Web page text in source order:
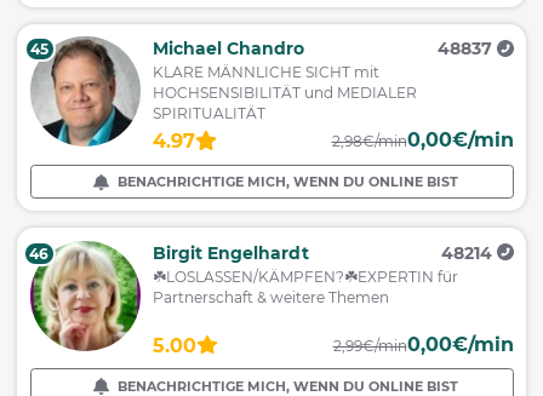
45 Michael Chandro 48837
KLARE MÄNNLICHE SICHT mit
HOCHSENSIBILITÄT und MEDIALER
SPIRITUALITÄT
4.97 2,98€/min0,00€/min
BENACHRICHTIGE MICH, WENN DU ONLINE BIST
46 Birgit Engelhardt 48214
☘️LOSLASSEN/KÄMPFEN?☘️EXPERTIN für
Partnerschaft & weitere Themen
5.00 2,99€/min0,00€/min
BENACHRICHTIGE MICH, WENN DU ONLINE BIST